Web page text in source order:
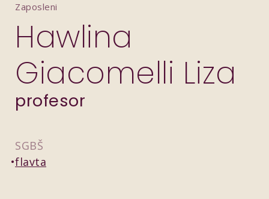
Zaposleni
Hawlina
Giacomelli Liza
profesor
SGBŠ
flavta